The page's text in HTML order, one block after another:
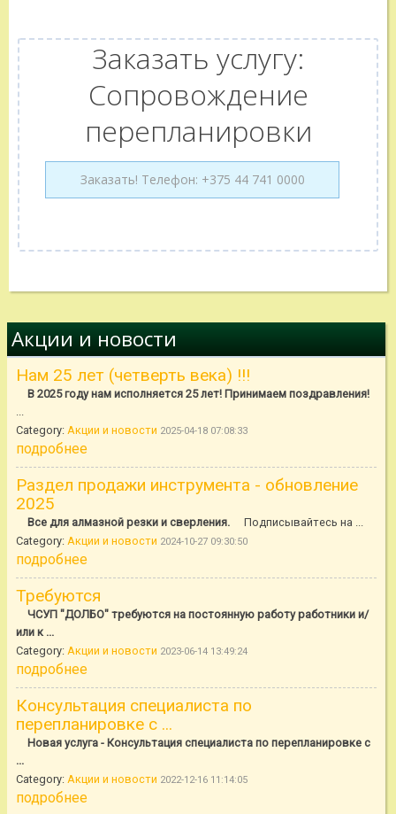
Заказать услугу:
Сопровождение
перепланировки
Акции и новости
Нам 25 лет (четверть века) !!!
В 2025 году нам исполняется 25 лет! Принимаем поздравления!
...
Category: Акции и новости 2025-04-18 07:08:33
подробнее
Раздел продажи инструмента - обновление
2025
Все для алмазной резки и сверления. Подписывайтесь на ...
Category: Акции и новости 2024-10-27 09:30:50
подробнее
Требуются
ЧСУП "ДОЛБО" требуются на постоянную работу работники и/
или к ...
Category: Акции и новости 2023-06-14 13:49:24
подробнее
Консультация специалиста по
перепланировке с ...
Новая услуга - Консультация специалиста по перепланировке с
...
Category: Акции и новости 2022-12-16 11:14:05
подробнее